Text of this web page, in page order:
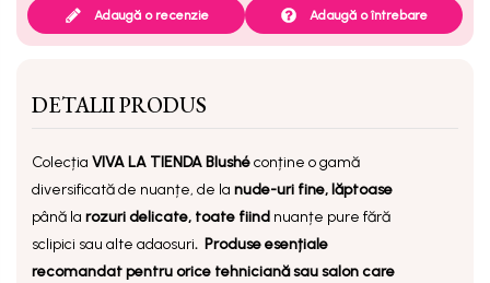
Adaugă o recenzie Adaugă o întrebare
DETALII PRODUS
Colecția VIVA LA TIENDA Blushéconține o gamă
diversificată de nuanțe, de la nude-uri fine, lăptoase
până la rozuri delicate, toate fiind nuanțe pure fără
sclipici sau alte adaosuri. Produse esențiale
recomandat pentru orice tehniciană sau salon care